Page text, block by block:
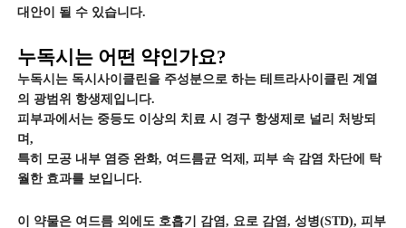
대안이 될 수 있습니다.
누독시는 어떤 약인가요?
누독시는 독시사이클린을 주성분으로 하는 테트라사이클린 계열
의 광범위 항생제입니다.
피부과에서는 중등도 이상의 치료 시 경구 항생제로 널리 처방되
며,
특히 모공 내부 염증 완화, 여드름균 억제, 피부 속 감염 차단에 탁
월한 효과를 보입니다.
이 약물은 여드름 외에도 호흡기 감염, 요로 감염, 성병(STD), 피부